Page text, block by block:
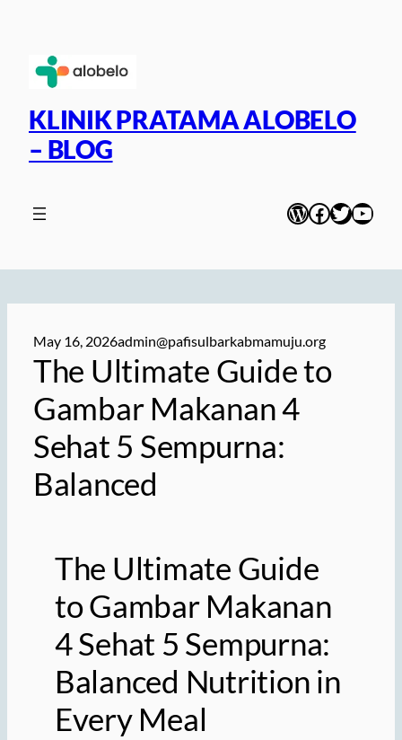
content
KLINIK PRATAMA ALOBELO
– BLOG
WordPress
Facebook
Twitter
May 16, 2026admin@pafisulbarkabmamuju.org
The Ultimate Guide to
Gambar Makanan 4
Sehat 5 Sempurna:
Balanced
The Ultimate Guide
to Gambar Makanan
4 Sehat 5 Sempurna:
Balanced Nutrition in
Every Meal